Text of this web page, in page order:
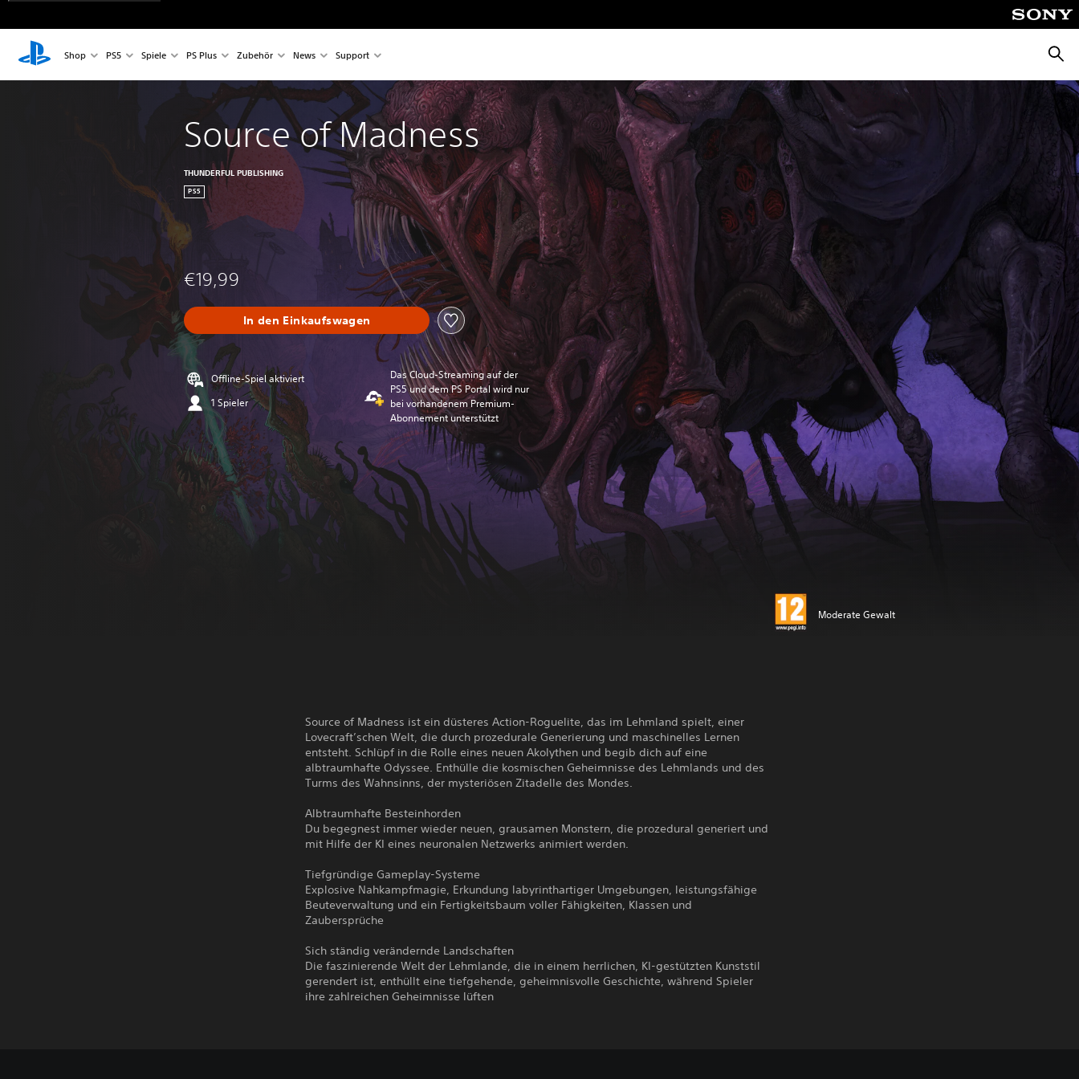
Shop PS5 Spiele PS Plus Zubehör News Support
Source of Madness
THUNDERFUL PUBLISHING
PS5
€19,99
In den Einkaufswagen
Offline-Spiel aktiviert
1 Spieler
Das Cloud-Streaming auf der
PS5 und dem PS Portal wird nur
bei vorhandenem Premium-
Abonnement unterstützt
Moderate Gewalt
Source of Madness ist ein düsteres Action-Roguelite, das im Lehmland spielt, einer
Lovecraft’schen Welt, die durch prozedurale Generierung und maschinelles Lernen
entsteht. Schlüpf in die Rolle eines neuen Akolythen und begib dich auf eine
albtraumhafte Odyssee. Enthülle die kosmischen Geheimnisse des Lehmlands und des
Turms des Wahnsinns, der mysteriösen Zitadelle des Mondes.
Albtraumhafte Besteinhorden
Du begegnest immer wieder neuen, grausamen Monstern, die prozedural generiert und
mit Hilfe der KI eines neuronalen Netzwerks animiert werden.
Tiefgründige Gameplay-Systeme
Explosive Nahkampfmagie, Erkundung labyrinthartiger Umgebungen, leistungsfähige
Beuteverwaltung und ein Fertigkeitsbaum voller Fähigkeiten, Klassen und
Zaubersprüche
Sich ständig verändernde Landschaften
Die faszinierende Welt der Lehmlande, die in einem herrlichen, KI-gestützten Kunststil
gerendert ist, enthüllt eine tiefgehende, geheimnisvolle Geschichte, während Spieler
ihre zahlreichen Geheimnisse lüften